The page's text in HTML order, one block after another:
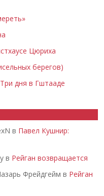
Цюриха
берегов)
дня в Гштааде
в Павел Кушнир:
в Рейган возвращается
Фрейдгейм в Рейган